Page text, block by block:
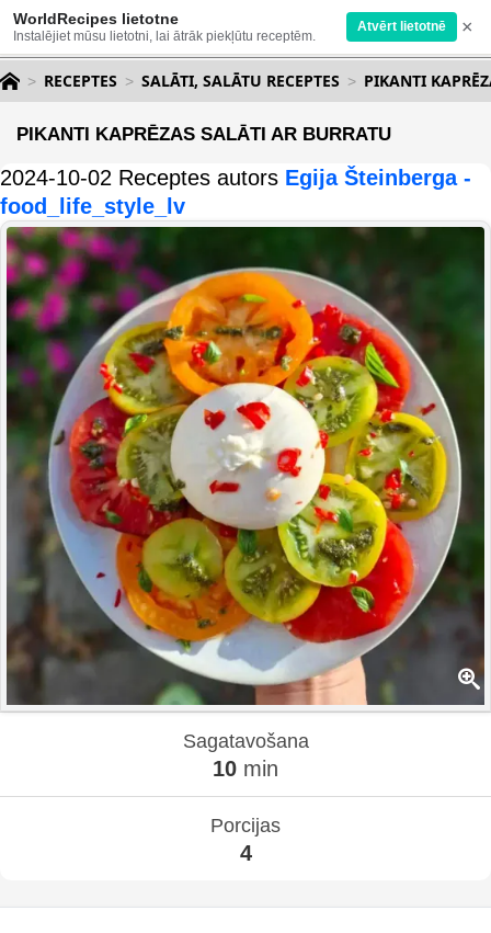
WorldRecipes lietotne
Instalējiet mūsu lietotni, lai ātrāk piekļūtu receptēm.
Atvērt lietotnē ×
RECEPTES SALĀTI, SALĀTU RECEPTES PIKANTI
PIKANTI KAPRĒZAS SALĀTI AR BURRATU
2024-10-02 Receptes autors Egija Šteinberga -
food_life_style_lv
Sagatavošana
10 min
Porcijas
4